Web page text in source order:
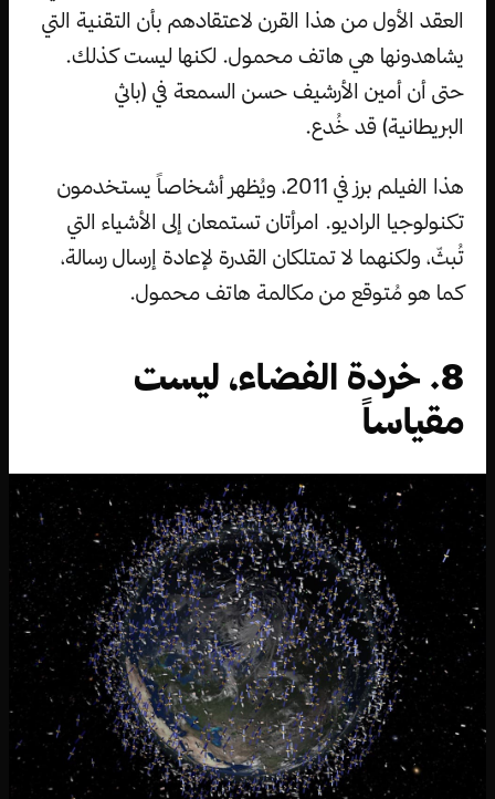
العقد الأول من هذا القرن لاعتقادهم بأن التقنية التي
يشاهدونها هي هاتف محمول. لكنها ليست كذلك.
حتى أن أمين الأرشيف حسن السمعة في (باثي
البريطانية) قد خُدع.
هذا الفيلم برز في 2011، ويُظهر أشخاصاً يستخدمون
تكنولوجيا الراديو. امرأتان تستمعان إلى الأشياء التي
تُبثّ، ولكنهما لا تمتلكان القدرة لإعادة إرسال رسالة،
كما هو مُتوقع من مكالمة هاتف محمول.
8. خردة الفضاء، ليست
مقياساً